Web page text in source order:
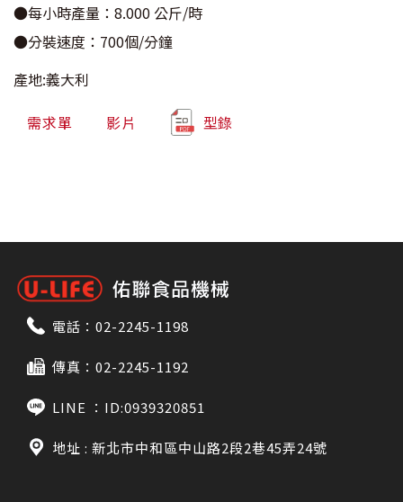
●每小時產量：8.000 公斤/時
●分裝速度：700個/分鐘
產地:義大利
需求單 影片 型錄
電話： 02-2245-1198
傳真：02-2245-1192
LINE ： ID:0939320851
地址 : 新北市中和區中山路2段2巷45弄24號